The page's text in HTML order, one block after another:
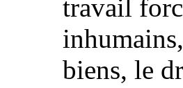
travail
biens, le